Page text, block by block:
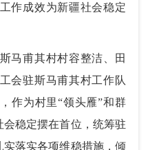
作成效为新疆社会稳定
甫其村村容整洁、田
会驻斯马甫其村工作队
作为村里“领头雁”和群
会稳定摆在首位，统筹驻
实落实各项维稳措施，倾